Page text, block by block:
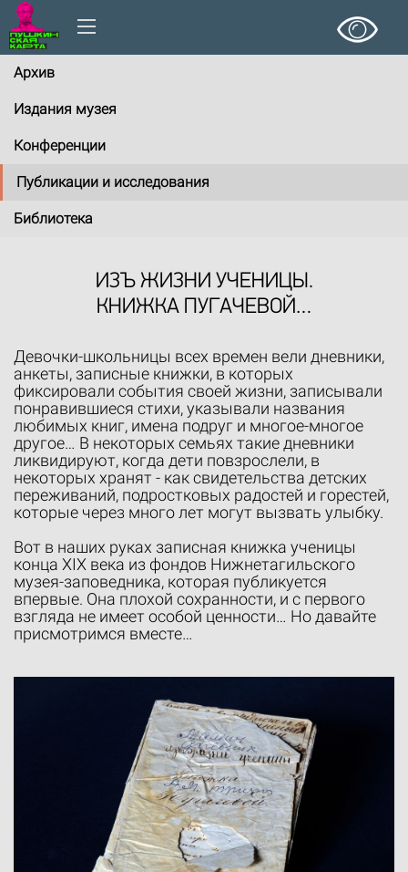
Архив
Издания музея
Конференции
Публикации и исследования
Библиотека
ИЗЪ ЖИЗНИ УЧЕНИЦЫ.
КНИЖКА ПУГАЧЕВОЙ…
Девочки-школьницы всех времен вели дневники,
анкеты, записные книжки, в которых
фиксировали события своей жизни, записывали
понравившиеся стихи, указывали названия
любимых книг, имена подруг и многое-многое
другое… В некоторых семьях такие дневники
ликвидируют, когда дети повзрослели, в
некоторых хранят - как свидетельства детских
переживаний, подростковых радостей и горестей,
которые через много лет могут вызвать улыбку.
Вот в наших руках записная книжка ученицы
конца XIX века из фондов Нижнетагильского
музея-заповедника, которая публикуется
впервые. Она плохой сохранности, и с первого
взгляда не имеет особой ценности… Но давайте
присмотримся вместе…